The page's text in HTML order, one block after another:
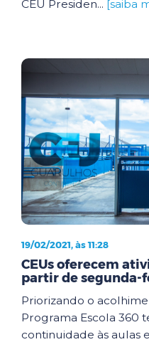
CEU Presiden... [saiba
19/02/2021, às 11:28
CEUs oferecem
partir de segunda-
Priorizando o
Programa Escola 360
continuidade às aulas